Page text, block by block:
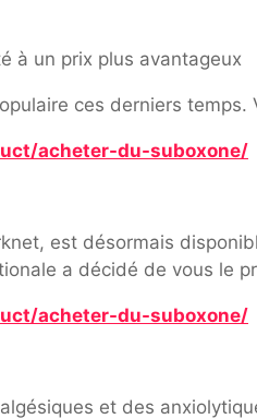
à un prix plus avantageux
ces derniers
acheter-du-suboxone/
est désormais
a décidé de vous le
acheter-du-suboxone/
et des